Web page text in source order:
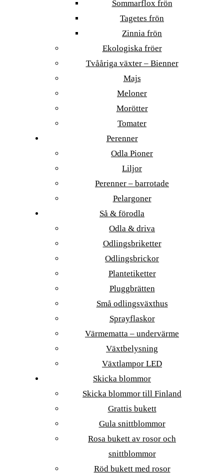
Sommarflox frön
Tagetes frön
Zinnia frön
Ekologiska fröer
Tvååriga växter – Bienner
Majs
Meloner
Morötter
Tomater
Perenner
Odla Pioner
Liljor
Perenner – barrotade
Pelargoner
Så & förodla
Odla & driva
Odlingsbriketter
Odlingsbrickor
Plantetiketter
Pluggbrätten
Små odlingsväxthus
Sprayflaskor
Värmematta – undervärme
Växtbelysning
Växtlampor LED
Skicka blommor
Skicka blommor till Finland
Grattis bukett
Gula snittblommor
Rosa bukett av rosor och
snittblommor
Röd bukett med rosor